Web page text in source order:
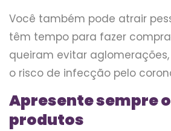
Você também pode atrair
têm tempo para fazer
queiram evitar
o risco de infecção pelo
Apresente sempre
produtos